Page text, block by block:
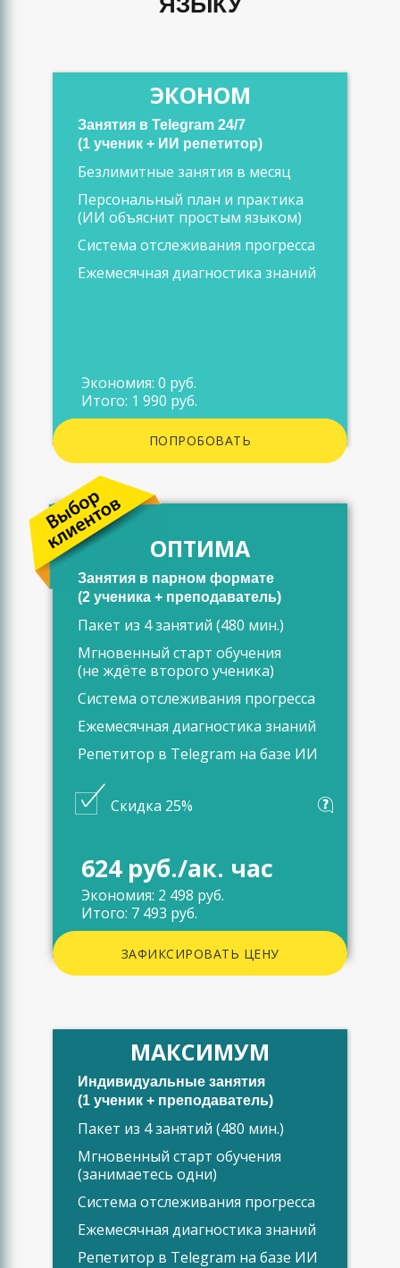
ЭКОНОМ
Занятия в Telegram 24/7
(1 ученик + ИИ репетитор)
Безлимитные занятия в месяц
Персональный план и практика
(ИИ объяснит простым языком)
Система отслеживания прогресса
Ежемесячная диагностика знаний
Экономия: 0 руб.
Итого: 1 990 руб.
ПОПРОБОВАТЬ
ОПТИМА
Занятия в парном формате
(2 ученика + преподаватель)
Пакет из 4 занятий (480 мин.)
Мгновенный старт обучения
(не ждёте второго ученика)
Система отслеживания прогресса
Ежемесячная диагностика знаний
Репетитор в Telegram на базе ИИ
Скидка 25%
624 руб./ак. час
Экономия: 2 498 руб.
Итого: 7 493 руб.
ЗАФИКСИРОВАТЬ ЦЕНУ
МАКСИМУМ
Индивидуальные занятия
(1 ученик + преподаватель)
Пакет из 4 занятий (480 мин.)
Мгновенный старт обучения
(занимаетесь одни)
Система отслеживания прогресса
Ежемесячная диагностика знаний
Репетитор в Telegram на базе ИИ